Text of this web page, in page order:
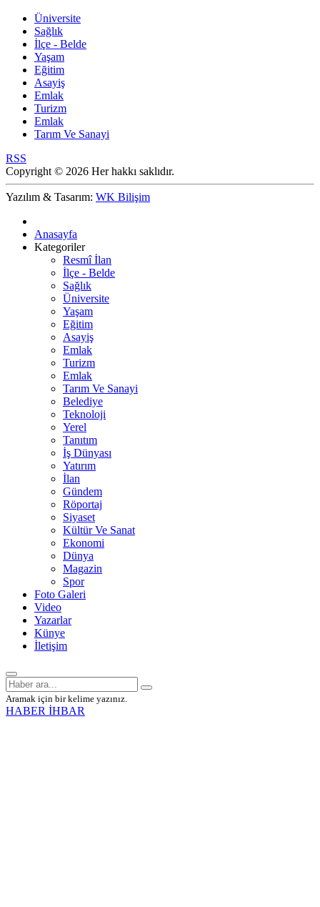
Üniversite
Sağlık
İlçe - Belde
Yaşam
Eğitim
Asayiş
Emlak
Turizm
Emlak
Tarım Ve Sanayi
RSS
Copyright © 2026 Her hakkı saklıdır.
Yazılım & Tasarım: WK Bilişim
Anasayfa
Kategoriler
Resmî İlan
İlçe - Belde
Sağlık
Üniversite
Yaşam
Eğitim
Asayiş
Emlak
Turizm
Emlak
Tarım Ve Sanayi
Belediye
Teknoloji
Yerel
Tanıtım
İş Dünyası
Yatırım
İlan
Gündem
Röportaj
Siyaset
Kültür Ve Sanat
Ekonomi
Dünya
Magazin
Spor
Foto Galeri
Video
Yazarlar
Künye
İletişim
Aramak için bir kelime yazınız.
HABER İHBAR